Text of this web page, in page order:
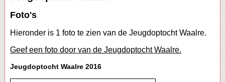
Foto's
Hieronder is 1 foto te zien van de Jeugdoptocht Waalre.
Geef een foto door van de Jeugdoptocht Waalre.
Jeugdoptocht Waalre 2016